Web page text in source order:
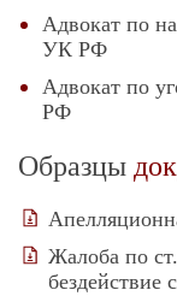
Адвокат по
УК РФ
Адвокат по
РФ
Образцы
Жалоба по
бездействие